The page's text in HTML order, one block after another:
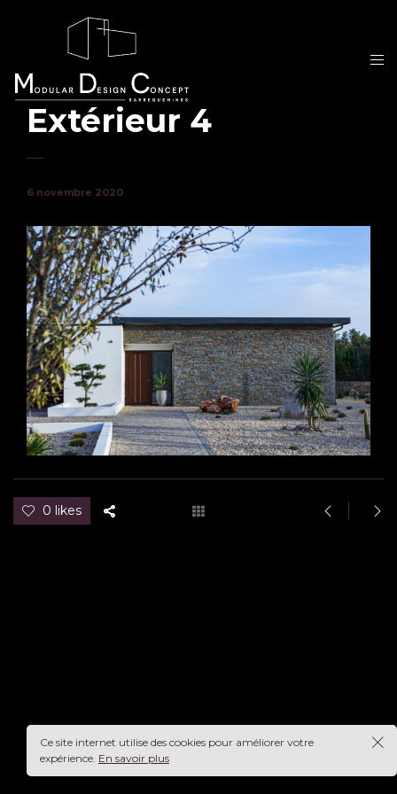
Extérieur 4
6 novembre 2020
0 likes
Ce site internet utilise des cookies pour améliorer votre
expérience. En savoir plus